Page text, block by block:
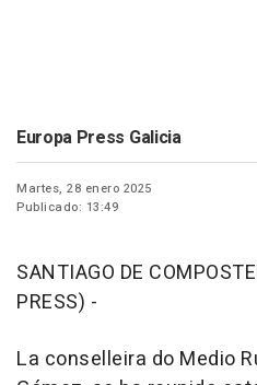
Europa Press Galicia
Martes, 28 enero 2025
Publicado: 13:49
SANTIAGO DE
PRESS) -
La conselleira do Medio